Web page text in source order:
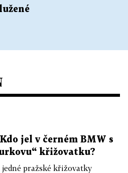
jel v černém BMW s
křižovatku?
jedné pražské křižovatky